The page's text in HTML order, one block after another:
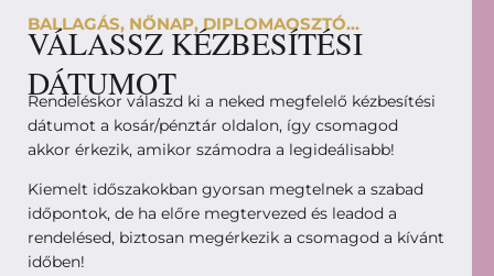
BALLAGÁS, NŐNAP, DIPLOMAOSZTÓ...
VÁLASSZ KÉZBESÍTÉSI
DÁTUMOT
Rendeléskor válaszd ki a neked megfelelő kézbesítési
dátumot a kosár/pénztár oldalon, így csomagod
akkor érkezik, amikor számodra a legideálisabb!
Kiemelt időszakokban gyorsan megtelnek a szabad
időpontok, de ha előre megtervezed és leadod a
rendelésed, biztosan megérkezik a csomagod a kívánt
időben!